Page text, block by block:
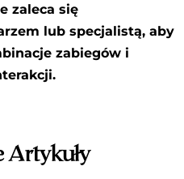
zaleca się
lub specjalistą, aby
zabiegów i
Artykuły